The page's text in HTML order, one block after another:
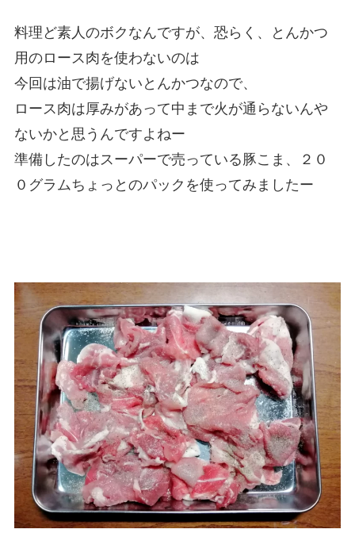
料理ど素人のボクなんですが、恐らく、とんかつ
用のロース肉を使わないのは
今回は油で揚げないとんかつなので、
ロース肉は厚みがあって中まで火が通らないんや
ないかと思うんですよねー
準備したのはスーパーで売っている豚こま、２０
０グラムちょっとのパックを使ってみましたー